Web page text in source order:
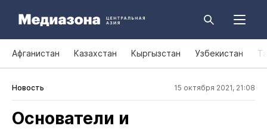
Афганистан Казахстан Кыргызстан Узбекистан
Новость 15 октября 2021, 21:08
Основатели и